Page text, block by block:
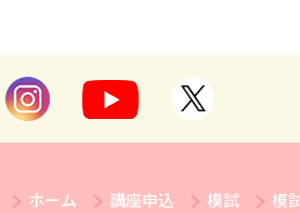
ホーム 講座申込 模試 模